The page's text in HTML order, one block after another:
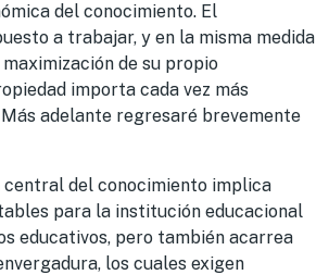
del conocimiento. El
a trabajar, y en la misma medida
de su propio
importa cada vez más
adelante regresaré brevemente
central del conocimiento implica
para la institución educacional
educativos, pero también acarrea
los cuales exigen